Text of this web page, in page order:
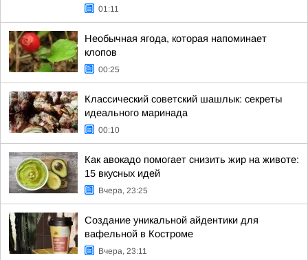
01:11
Необычная ягода, которая напоминает
клопов
00:25
Классический советский шашлык: секреты
идеального маринада
00:10
Как авокадо помогает снизить жир на животе:
15 вкусных идей
Вчера, 23:25
Создание уникальной айдентики для
вафельной в Костроме
Вчера, 23:11